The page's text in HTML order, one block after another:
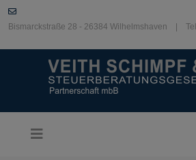
Bismarckstraße 28 - 26384 Wilhelmshaven |